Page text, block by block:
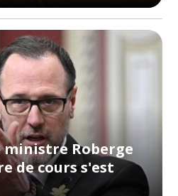
Roberge
de cours s'est